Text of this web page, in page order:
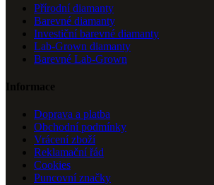
Přírodní diamanty
Barevné diamanty
Investiční barevné diamanty
Lab-Grown diamanty
Barevné Lab-Grown
Informace
Doprava a platba
Obchodní podmínky
Vrácení zboží
Reklamační řád
Cookies
Puncovní značky